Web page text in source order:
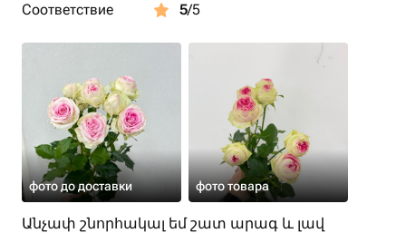
Соответствие
5/5
фото до доставки фото товара
Անչափ շնորհակալ եմ շատ արագ և լավ